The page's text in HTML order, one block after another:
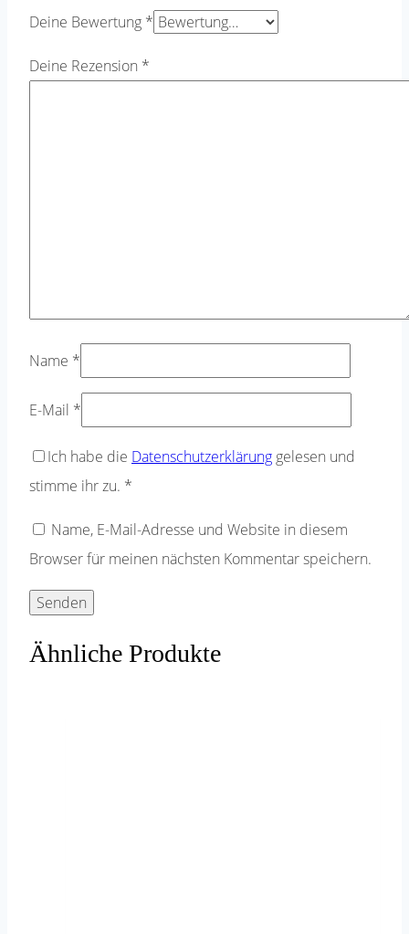
Deine Bewertung *
Deine Rezension *
Name *
E-Mail *
Ich habe die Datenschutzerklärung gelesen und
stimme ihr zu. *
Name, E-Mail-Adresse und Website in diesem
Browser für meinen nächsten Kommentar speichern.
Ähnliche Produkte